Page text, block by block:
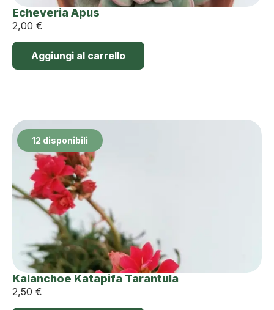
Echeveria Apus
2,00 €
Aggiungi al carrello
12 disponibili
Kalanchoe Katapifa Tarantula
2,50 €